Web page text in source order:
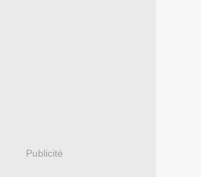
Publicité